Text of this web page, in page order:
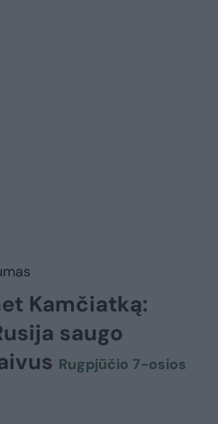
Kamčiatką:
saugo
Rugpjūčio 7-osios